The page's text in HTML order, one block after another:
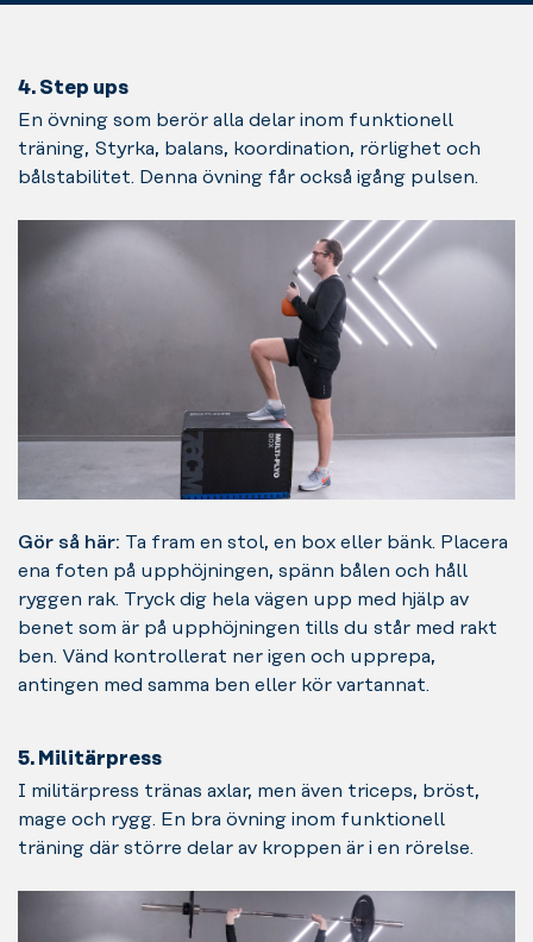
4. Step ups
En övning som berör alla delar inom funktionell
träning, Styrka, balans, koordination, rörlighet och
bålstabilitet. Denna övning får också igång pulsen.
Gör så här: Ta fram en stol, en box eller bänk. Placera
ena foten på upphöjningen, spänn bålen och håll
ryggen rak. Tryck dig hela vägen upp med hjälp av
benet som är på upphöjningen tills du står med rakt
ben. Vänd kontrollerat ner igen och upprepa,
antingen med samma ben eller kör vartannat.
5. Militärpress
I militärpress tränas axlar, men även triceps, bröst,
mage och rygg. En bra övning inom funktionell
träning där större delar av kroppen är i en rörelse.